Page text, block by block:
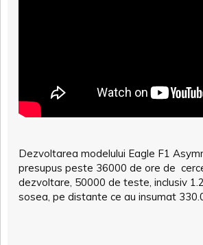
Dezvoltarea modelului Eagle F1
presupus peste 36000 de ore de
dezvoltare, 50000 de teste, inclusiv
sosea, pe distante ce au insumat